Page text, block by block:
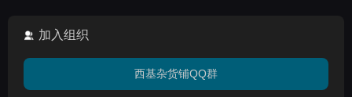
加入组织
西基杂货铺QQ群